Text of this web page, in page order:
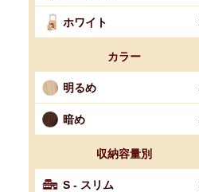
ホワイト
カラー
明るめ
暗め
収納容量別
S - スリム